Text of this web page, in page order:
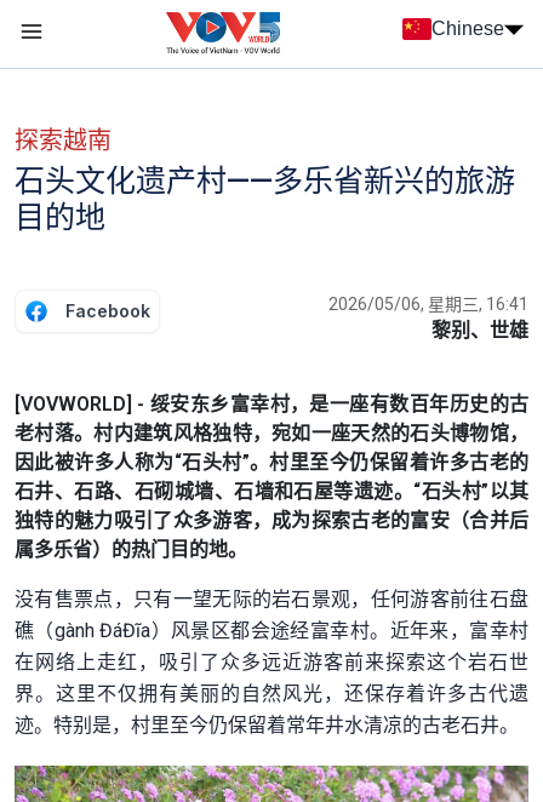
Chinese
探索越南
石头文化遗产村——多乐省新兴的旅游
目的地
Facebook 2026/05/06, 星期三, 16:41
黎别、世雄
[VOVWORLD] - 绥安东乡富幸村，是一座有数百年历史的古
老村落。村内建筑风格独特，宛如一座天然的石头博物馆，
因此被许多人称为“石头村”。村里至今仍保留着许多古老的
石井、石路、石砌城墙、石墙和石屋等遗迹。“石头村”以其
独特的魅力吸引了众多游客，成为探索古老的富安（合并后
属多乐省）的热门目的地。
没有售票点，只有一望无际的岩石景观，任何游客前往石盘
礁（gành ĐáĐĩa）风景区都会途经富幸村。近年来，富幸村
在网络上走红，吸引了众多远近游客前来探索这个岩石世
界。这里不仅拥有美丽的自然风光，还保存着许多古代遗
迹。特别是，村里至今仍保留着常年井水清凉的古老石井。